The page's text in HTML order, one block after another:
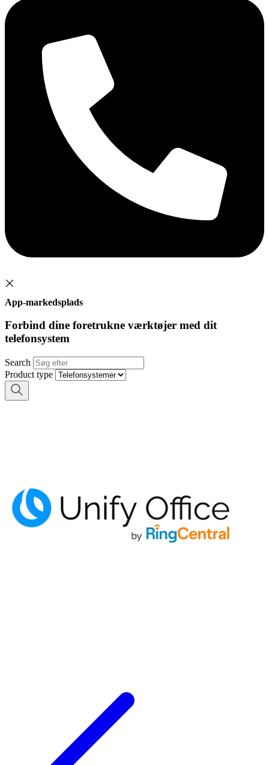
App-markedsplads
Forbind dine foretrukne værktøjer med dit
telefonsystem
Search
Product type